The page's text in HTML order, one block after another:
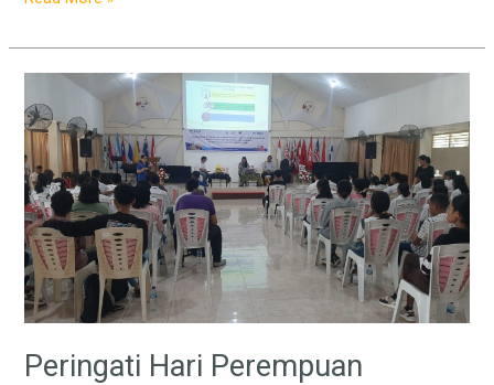
Peringati Hari Perempuan
Peringati
Hari
Perempuan
Internasional,
UDN
Kupang
Bersama
Mitra
Sosialisasi
Kesehatan
Reproduksi